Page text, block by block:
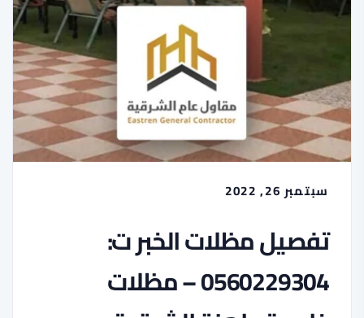
سبتمبر 26, 2022
تفصيل مظلات الخبر ت:
0560229304 – مظلات